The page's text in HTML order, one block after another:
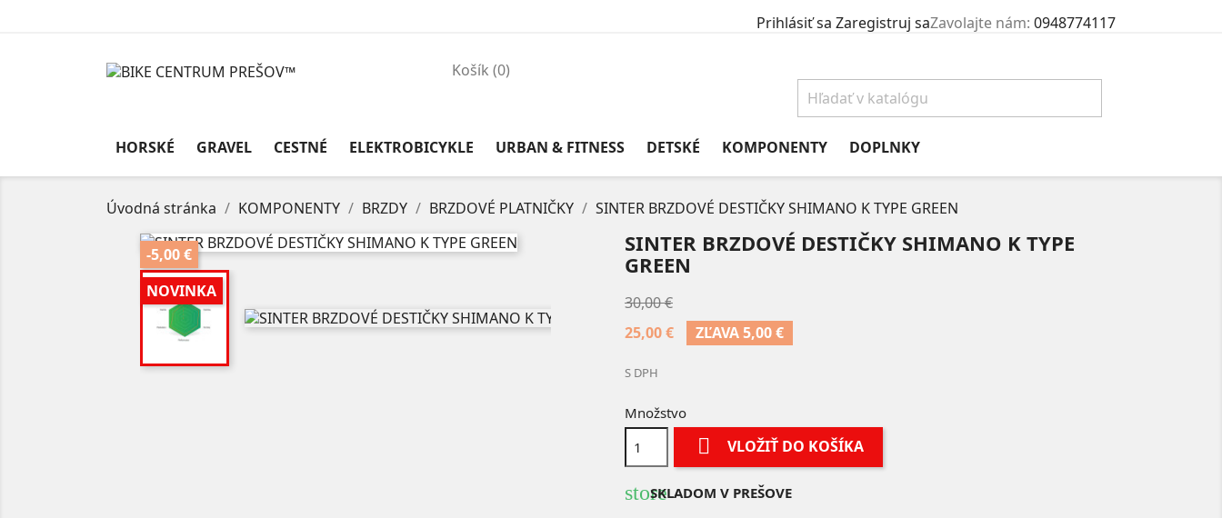
Prihlásiť sa Zaregistruj saZavolajte nám: 0948774117
Košík (0)
HORSKÉ GRAVEL CESTNÉ ELEKTROBICYKLE URBAN & FITNESS DETSKÉ KOMPONENTY DOPLNKY
Úvodná stránka KOMPONENTY BRZDY BRZDOVÉ PLATNIČKY SINTER BRZDOVÉ DESTIČKY SHIMANO K TYPE GREEN
-5,00 €
NOVINKA
SINTER BRZDOVÉ DESTIČKY SHIMANO K TYPE
GREEN
30,00 €
25,00 €
ZĽAVA 5,00 €
S DPH
Množstvo
 VLOŽIŤ DO KOŠÍKA
storeSKLADOM V PREŠOVE